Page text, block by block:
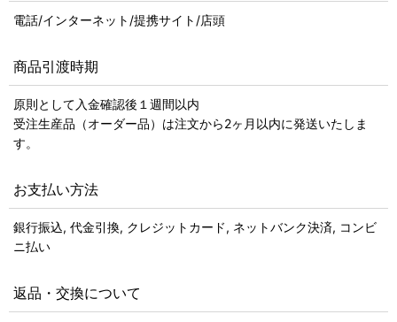
電話/インターネット/提携サイト/店頭
商品引渡時期
原則として入金確認後１週間以内
受注生産品（オーダー品）は注文から2ヶ月以内に発送いたしま
す。
お支払い方法
銀行振込, 代金引換, クレジットカード, ネットバンク決済, コンビ
ニ払い
返品・交換について